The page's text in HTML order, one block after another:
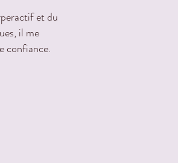
et du
il me
confiance.